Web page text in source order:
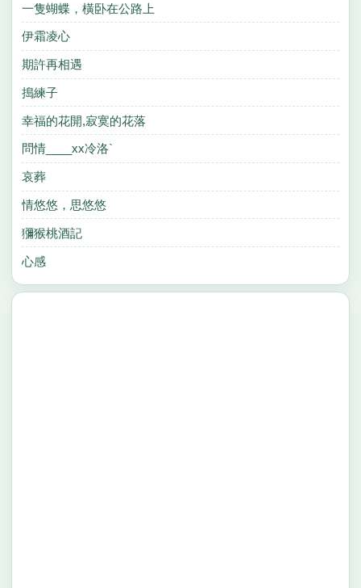
一隻蝴蝶，橫卧在公路上
伊霜凌心
期許再相遇
搗練子
幸福的花開,寂寞的花落
問情____xx冷洛`
哀葬
情悠悠，思悠悠
獼猴桃酒記
心感